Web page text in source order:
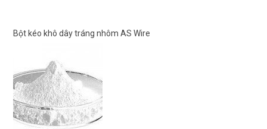
Bột kéo khô dây tráng nhôm AS Wire